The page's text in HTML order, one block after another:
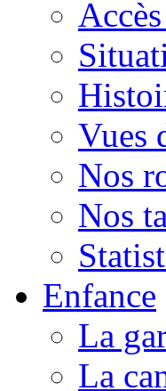
Vues
Nos
Nos
Enfance
La
La